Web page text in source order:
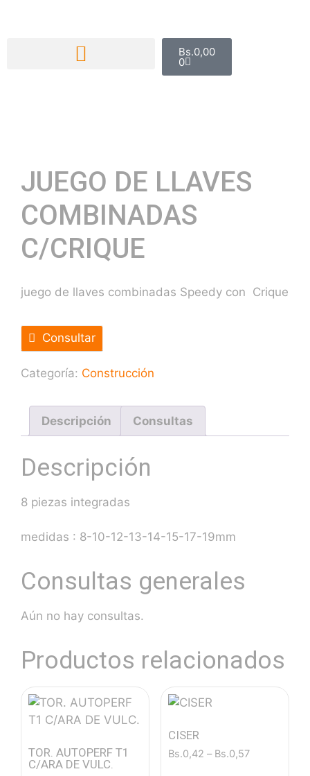
Bs.0,00
0
JUEGO DE LLAVES
COMBINADAS
C/CRIQUE
juego de llaves combinadas Speedy con Crique
Consultar
Categoría: Construcción
Descripción Consultas
Descripción
8 piezas integradas
medidas : 8-10-12-13-14-15-17-19mm
Consultas generales
Aún no hay consultas.
Productos relacionados
TOR. AUTOPERF T1
C/ARA DE VULC.
CISER
Bs.0,42 – Bs.0,57